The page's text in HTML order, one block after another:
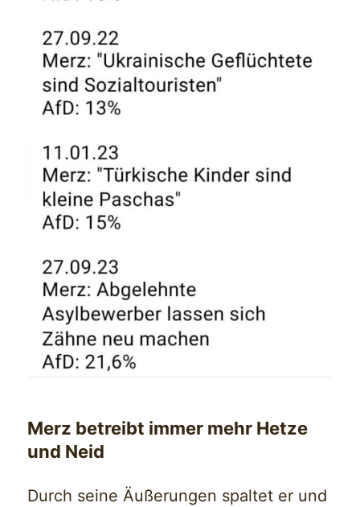
Merz betreibt immer mehr Hetze
und Neid
Durch seine Äußerungen spaltet er und